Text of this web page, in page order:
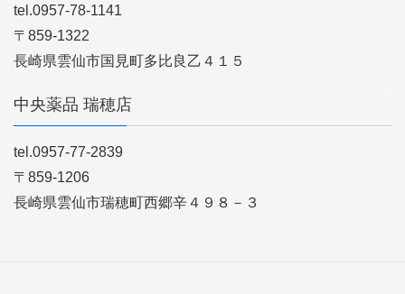
tel.0957-78-1141
〒859-1322
長崎県雲仙市国見町多比良乙４１５
中央薬品 瑞穂店
tel.0957-77-2839
〒859-1206
長崎県雲仙市瑞穂町西郷辛４９８－３